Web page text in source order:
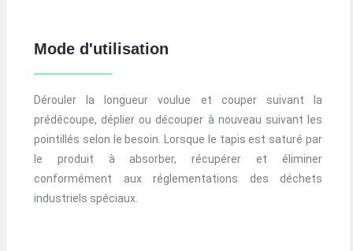
Mode d'utilisation
Dérouler la longueur voulue et couper suivant la
prédécoupe, déplier ou découper à nouveau suivant les
pointillés selon le besoin. Lorsque le tapis est saturé par
le produit à absorber, récupérer et éliminer
conformément aux réglementations des déchets
industriels spéciaux.